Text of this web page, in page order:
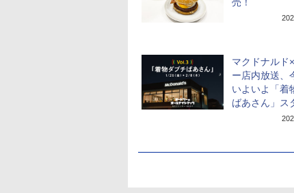
売！
マクドナルド
ー店内放送、
いよいよ「着
ばあさん」ス